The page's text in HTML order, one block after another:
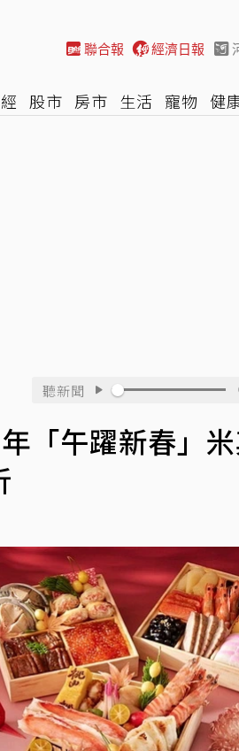
聯合報 經濟日報
股市 房市 生活 寵物 健
聽新聞
「午躍新春」